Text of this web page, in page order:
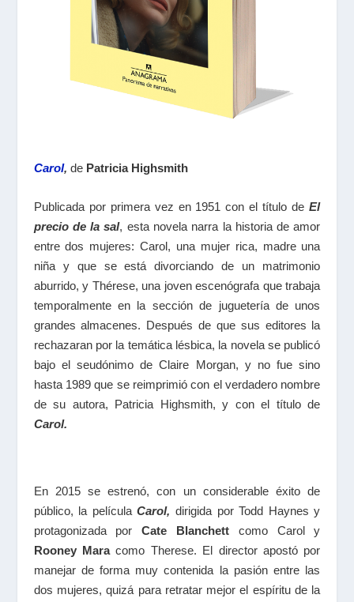
Carol, de Patricia Highsmith
Publicada por primera vez en 1951 con el título deEl
precio de la sal, esta novela narra la historia de amor
entre dos mujeres: Carol, una mujer rica, madre una
niña y que se está divorciando de un matrimonio
aburrido, y Thérese, una joven escenógrafa que trabaja
temporalmente en la sección de juguetería de unos
grandes almacenes. Después de que sus editores la
rechazaran por la temática lésbica, la novela se publicó
bajo el seudónimo de Claire Morgan, y no fue sino
hasta 1989 que se reimprimió con el verdadero nombre
de su autora, Patricia Highsmith, y con el título de
Carol.
En 2015 se estrenó, con un considerable éxito de
público, la películaCarol, dirigida porTodd Haynes y
protagonizada porCate Blanchett como Carol y
Rooney Maracomo Therese. El director apostó por
manejar de forma muy contenida la pasión entre las
dos mujeres, quizá para retratar mejor el espíritu de la